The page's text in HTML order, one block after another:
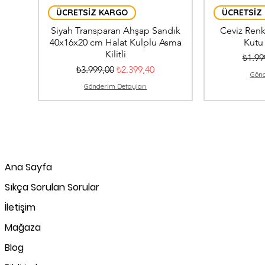
ÜCRETSİZ KARGO
Siyah Transparan Ahşap Sandık
40x16x20 cm Halat Kulplu Asma
Kilitli
Normal Fiyat
₺3.999,00 İndirimli Fiyat
₺2.399,40
Gönderim Detayları
ÜCRETSİZ
Ceviz
Kutu
Ana Sayfa
Sıkça Sorulan Sorular
İletişim
Mağaza
Blog